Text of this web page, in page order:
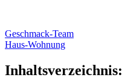
Geschmack-Team
Haus-Wohnung
Inhaltsverzeichnis: